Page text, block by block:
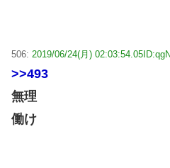
506: 2019/06/24(月) 02:03:54.05
>>493
無理
働け